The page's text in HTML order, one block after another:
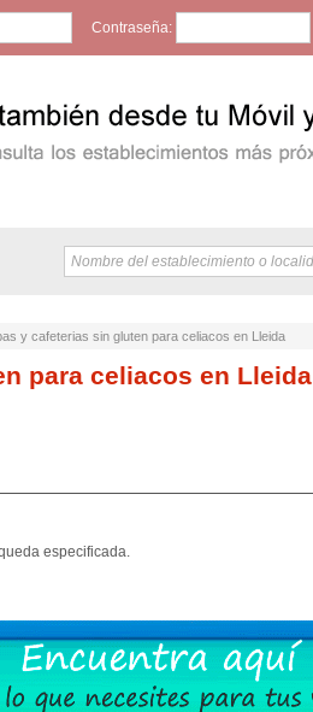
Contraseña:
y cafeterias sin gluten para celiacos en Lleida
para celiacos en Lleida
especificada.